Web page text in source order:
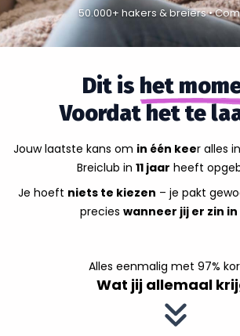
50.000+ hakers & breiers •
Dit is het
Voordat het te
Jouw laatste kans om in één keer alles
Breiclub in 11 jaar heeft
Je hoeft niets te kiezen – je pakt
precies wanneer jij er zin
Alles eenmalig met 97%
Wat jij allemaal